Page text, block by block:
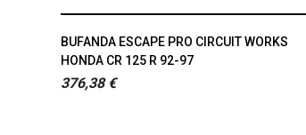
BUFANDA ESCAPE PRO CIRCUIT WORKS
HONDA CR 125 R 92-97
376,38 €